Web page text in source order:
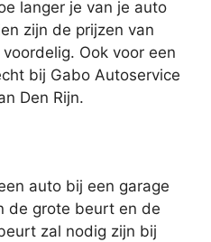
langer je van je auto
zijn de prijzen van
Ook voor een
bij Gabo Autoservice
Den Rijn.
auto bij een garage
de grote beurt en de
zal nodig zijn bij